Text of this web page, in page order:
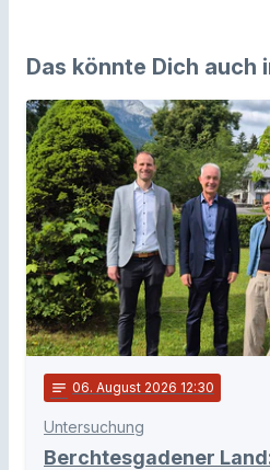
Das könnte Dich auch
notes 06. August 2026 12:30
Untersuchung
Berchtesgadener